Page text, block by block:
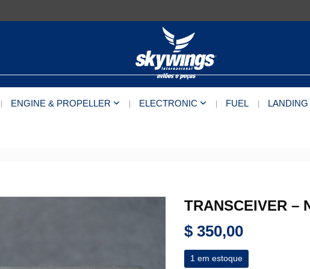
ENGINE & PROPELLER ELECTRONIC FUEL
TRANSCEIVER –
$ 350,00
1 em estoque